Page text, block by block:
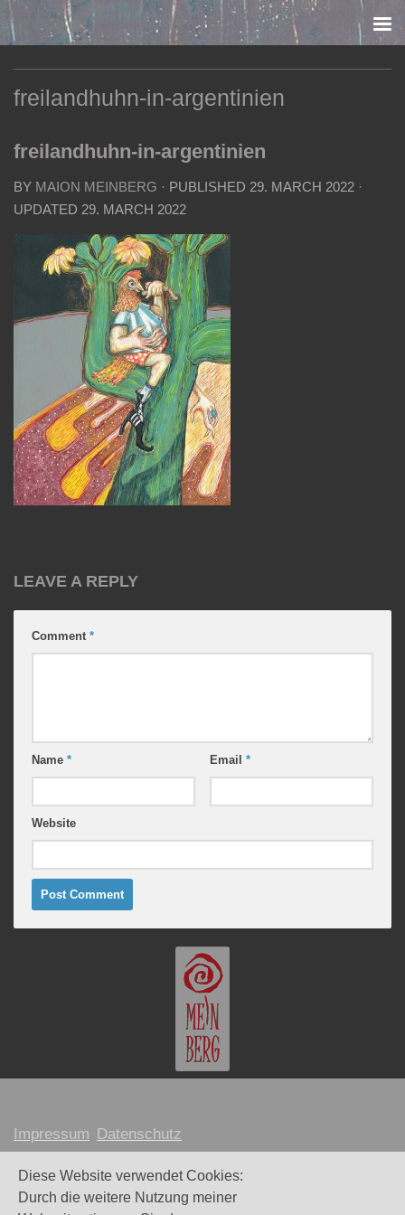
Skip to content
freilandhuhn-in-argentinien
freilandhuhn-in-argentinien
BY MAION MEINBERG · PUBLISHED 29. MARCH 2022 ·
UPDATED 29. MARCH 2022
LEAVE A REPLY
Comment *
Name * Email *
Website
Impressum Datenschutz
MARION MEINBERG © 2026
Webdesign und Umsetzung:Maike Littkemann
Diese Website verwendet Cookies:
Durch die weitere Nutzung meiner